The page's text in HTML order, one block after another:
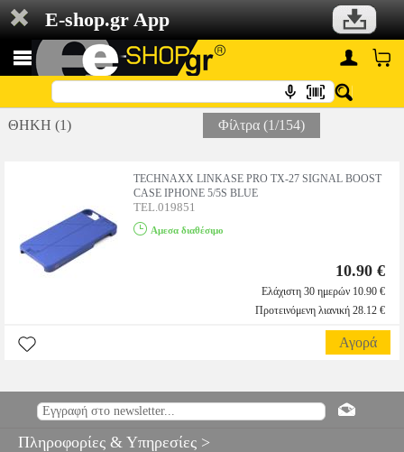
E-shop.gr App
ΘΗΚΗ (1) Φίλτρα (1/154)
TECHNAXX LINKASE PRO TX-27 SIGNAL BOOST
CASE IPHONE 5/5S BLUE
TEL.019851
Αμεσα διαθέσιμο
10.90 €
Ελάχιστη 30 ημερών 10.90 €
Προτεινόμενη λιανική 28.12 €
Αγορά
Πληροφορίες & Υπηρεσίες >